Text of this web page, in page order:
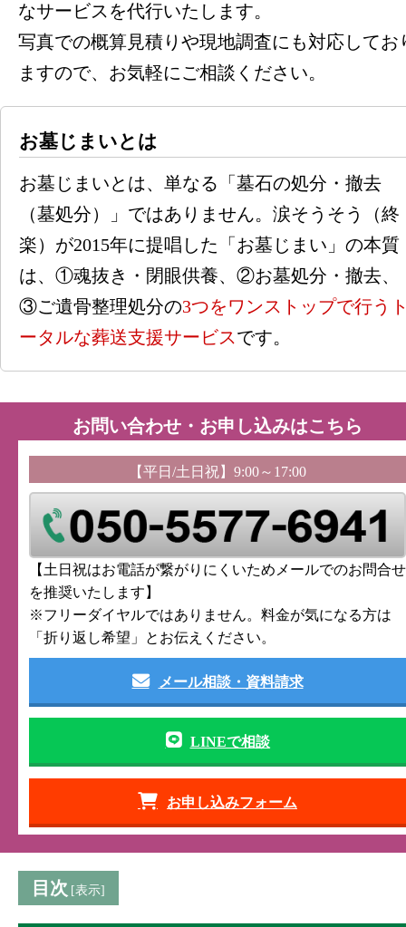
なサービスを代行いたします。
写真での概算見積りや現地調査にも対応してお
ますので、お気軽にご相談ください。
お墓じまいとは
お墓じまいとは、単なる「墓石の処分・撤去
（墓処分）」ではありません。涙そうそう（終
楽）が2015年に提唱した「お墓じまい」の本質
は、 ①魂抜き・閉眼供養、 ②お墓処分・撤去、
③ご遺骨整理処分の3つをワンストップで行う
ータルな葬送支援サービスです。
お問い合わせ・お申し込みはこちら
【平日/土日祝】9:00～17:00
【土日祝はお電話が繋がりにくいためメールでのお問合せ
を推奨いたします】
※フリーダイヤルではありません。料金が気になる方は
「折り返し希望」とお伝えください。
メール相談・資料請求
LINEで相談
お申し込みフォーム
目次